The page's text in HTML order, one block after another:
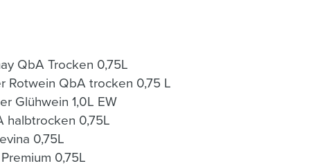
QbA Trocken 0,75L
Rotwein QbA trocken 0,75 L
Glühwein 1,0L EW
halbtrocken 0,75L
0,75L
0,75L